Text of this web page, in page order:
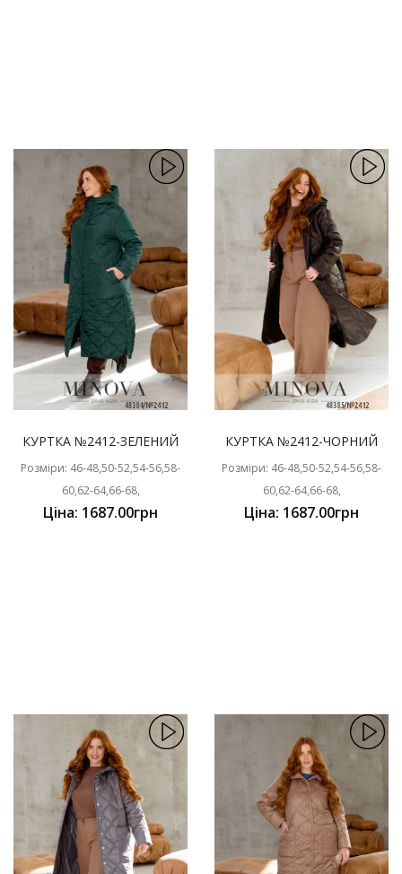
КУРТКА №2412-ЗЕЛЕНИЙ
Розміри: 46-48,50-52,54-56,58-
60,62-64,66-68,
Ціна: 1687.00грн
КУРТКА №2412-ЧОРНИЙ
Розміри: 46-48,50-52,54-56,58-
60,62-64,66-68,
Ціна: 1687.00грн